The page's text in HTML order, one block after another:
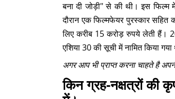
बना दी जोड़ी" से की थी। इस
दौरान एक फिल्मफेयर पुरस्कार
लिए करीब 15 करोड़ रुपये लेती हैं।
एशिया 30 की सूची में नामित किया गया
अगर आप भी प्राप्त करना चाहते है
किन ग्रह-नक्षत्रों की